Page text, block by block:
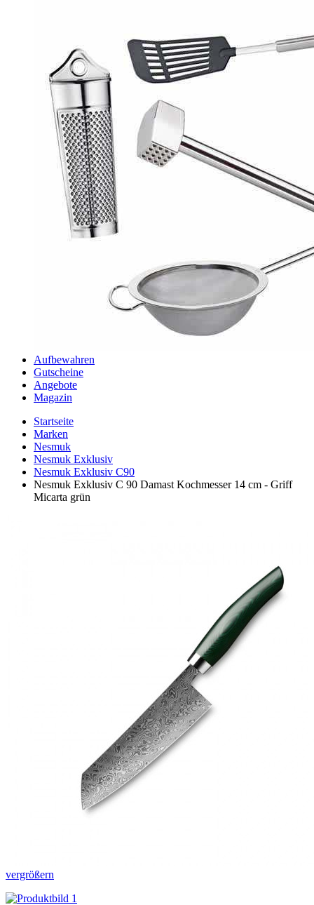
Aufbewahren
Gutscheine
Angebote
Magazin
Startseite
Marken
Nesmuk
Nesmuk Exklusiv
Nesmuk Exklusiv C90
Nesmuk Exklusiv C 90 Damast Kochmesser 14 cm - Griff
Micarta grün
vergrößern